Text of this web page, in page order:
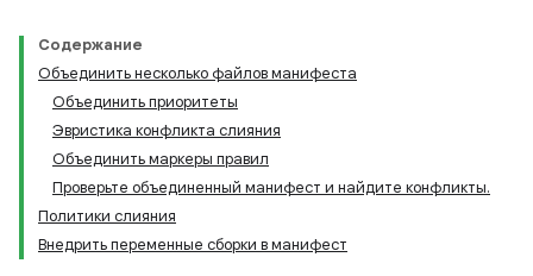
Содержание
Объединить несколько файлов манифеста
Объединить приоритеты
Эвристика конфликта слияния
Объединить маркеры правил
Проверьте объединенный манифест и найдите конфликты.
Политики слияния
Внедрить переменные сборки в манифест